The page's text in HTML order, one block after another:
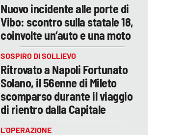
Nuovo incidente alle porte di
Vibo: scontro sulla statale 18,
coinvolte un’auto e una moto
SOSPIRO DI SOLLIEVO
Ritrovato a Napoli Fortunato
Solano, il 56enne di Mileto
scomparso durante il viaggio
di rientro dalla Capitale
L’OPERAZIONE